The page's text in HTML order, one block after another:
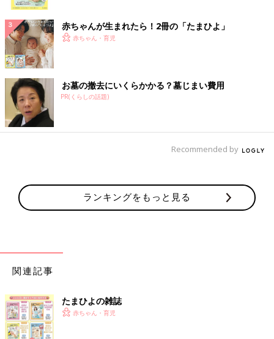
赤ちゃんが生まれたら！2冊の「たまひよ」
赤ちゃん・育児
お墓の撤去にいくらかかる？墓じまい費用
PR(くらしの話題)
Recommended by
ランキングをもっと見る
関連記事
たまひよの雑誌
赤ちゃん・育児